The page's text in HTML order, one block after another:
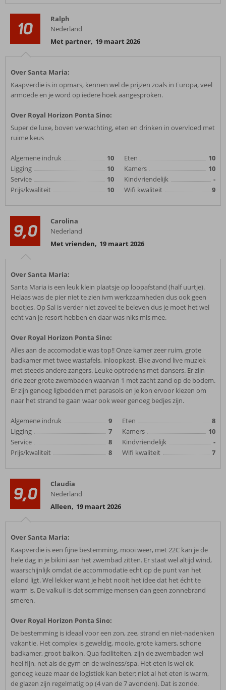
10
Ralph
Nederland
Met partner, 19 maart 2026
Over Santa Maria:
Kaapverdie is in opmars, kennen wel de prijzen zoals in Europa, veel
armoede en je word op iedere hoek aangesproken.
Over Royal Horizon Ponta Sino:
Super de luxe, boven verwachting, eten en drinken in overvloed met
ruime keus
Algemene indruk
10
Ligging
10
Service
10
Prijs/kwaliteit
10
Eten
10
Kamers
10
Kindvriendelijk
-
Wifi kwaliteit
9
9,0
Carolina
Nederland
Met vrienden, 19 maart 2026
Over Santa Maria:
Santa Maria is een leuk klein plaatsje op loopafstand (half uurtje).
Helaas was de pier niet te zien ivm werkzaamheden dus ook geen
bootjes. Op Sal is verder niet zoveel te beleven dus je moet het wel
echt van je resort hebben en daar was niks mis mee.
Over Royal Horizon Ponta Sino:
Alles aan de accomodatie was top!! Onze kamer zeer ruim, grote
badkamer met twee wastafels, inloopkast. Elke avond live muziek
met steeds andere zangers. Leuke optredens met dansers. Er zijn
drie zeer grote zwembaden waarvan 1 met zacht zand op de bodem.
Er zijn genoeg ligbedden met parasols en je kon ervoor kiezen om
naar het strand te gaan waar ook weer genoeg bedjes zijn.
Algemene indruk
9
Ligging
7
Service
8
Prijs/kwaliteit
8
Eten
8
Kamers
10
Kindvriendelijk
-
Wifi kwaliteit
7
9,0
Claudia
Nederland
Alleen, 19 maart 2026
Over Santa Maria:
Kaapverdië is een fijne bestemming, mooi weer, met 22C kan je de
hele dag in je bikini aan het zwembad zitten. Er staat wel altijd wind,
waarschijnlijk omdat de accommodatie echt op de punt van het
eiland ligt. Wel lekker want je hebt nooit het idee dat het écht te
warm is. De valkuil is dat sommige mensen dan geen zonnebrand
smeren.
Over Royal Horizon Ponta Sino:
De bestemming is ideaal voor een zon, zee, strand en niet-nadenken
vakantie. Het complex is geweldig, mooie, grote kamers, schone
badkamer, groot balkon. Qua faciliteiten, zijn de zwembaden wel
heel fijn, net als de gym en de welness/spa. Het eten is wel ok,
genoeg keuze maar de logistiek kan beter; niet al het eten is warm,
de glazen zijn regelmatig op (4 van de 7 avonden). Dat is zonde.